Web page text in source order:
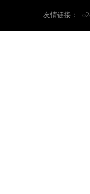
友情链接：